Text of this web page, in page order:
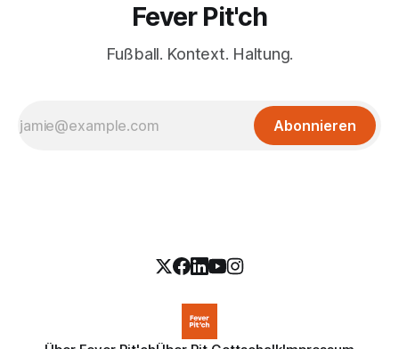
Fever Pit'ch
Fußball. Kontext. Haltung.
Abonnieren